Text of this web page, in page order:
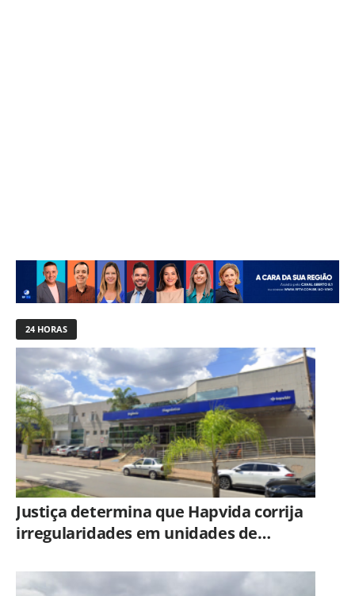
24 HORAS
Justiça determina que Hapvida corrija
irregularidades em unidades de